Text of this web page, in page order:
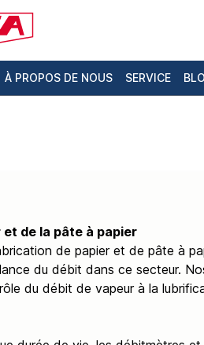
À PROPOS DE NOUS SERVICE
de la pâte à papier
de papier et de pâte à
du débit dans ce secteur.
du débit de vapeur à la